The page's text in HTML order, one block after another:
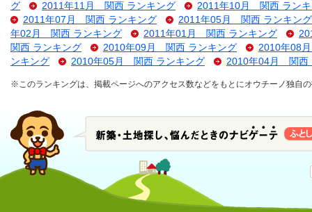
グ
2011年11月 関西 ランキング
2011年10月 関西 ランキ
2011年07月 関西 ランキング
2011年05月 関西 ランキング
年02月 関西 ランキング
2011年01月 関西 ランキング
関西 ランキング
2010年09月 関西 ランキング
2010年08
ンキング
2010年05月 関西 ランキング 2010年04月 関西
※このランキングは、掲載ページへのアクセス数などをもとにオウチーノ独自